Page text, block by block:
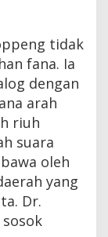
tidak
fana. Ia
dengan
arah
riuh
suara
oleh
yang
Dr.
sosok